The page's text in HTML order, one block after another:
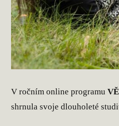
V ročním online programu
shrnula svoje dlouholeté